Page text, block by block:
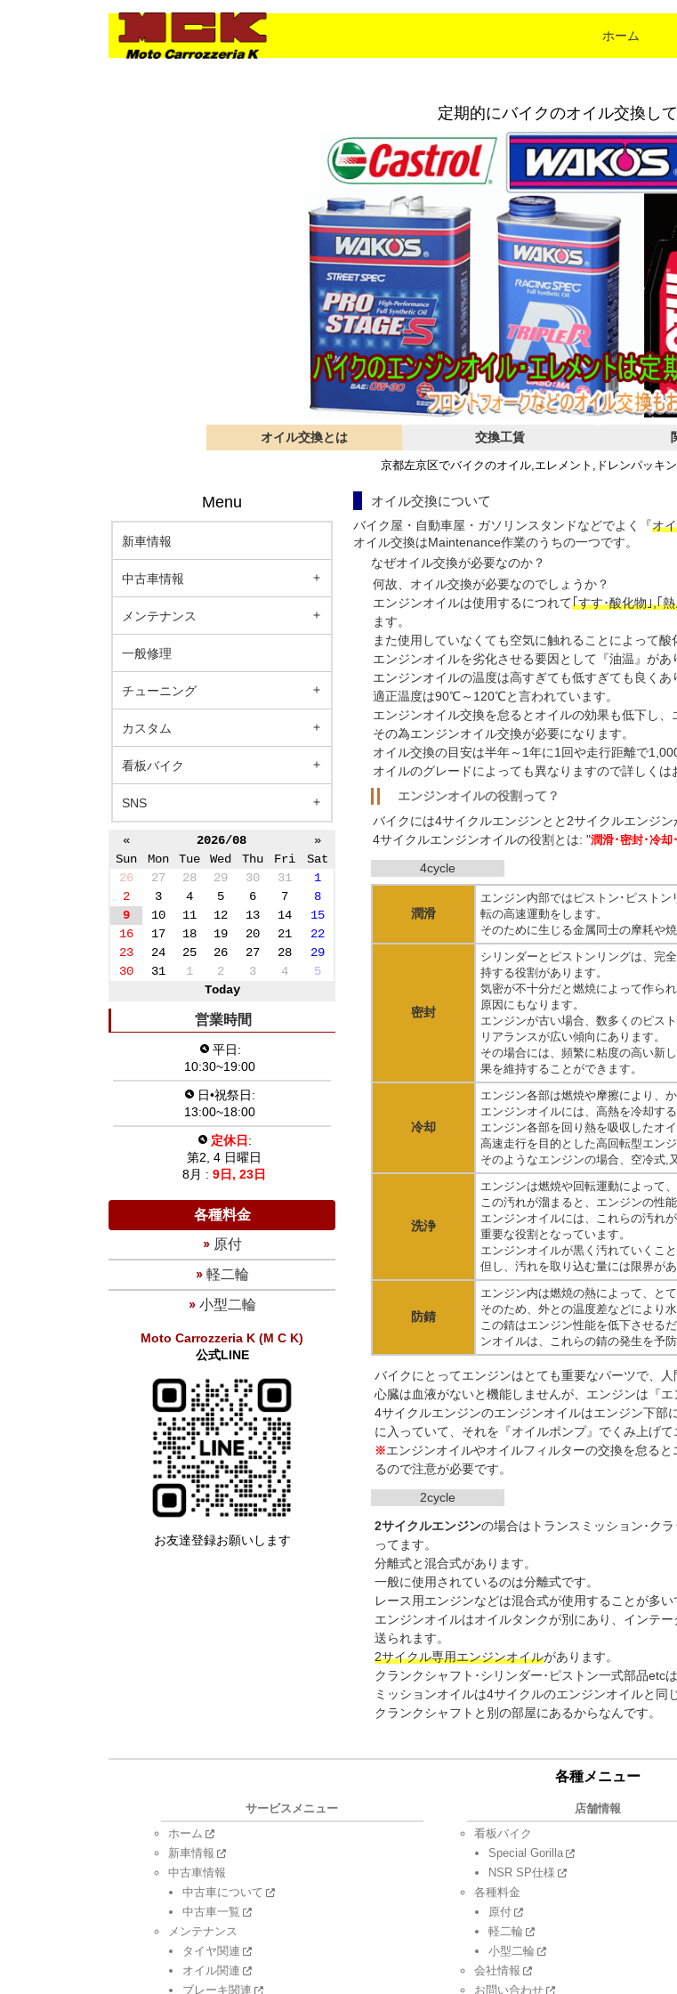
ホーム
定期的にバイクのオイル交換し
オイル交換とは 交換工賃
京都左京区でバイクのオイル,エレメント,ドレンパッキ
オイル交換について
バイク屋・自動車屋・ガソリンスタンドなどでよく『オ
オイル交換はMaintenance作業のうちの一つです。
なぜオイル交換が必要なのか？
何故、オイル交換が必要なのでしょうか？
エンジンオイルは使用するにつれて｢すす･酸化物｣,｢
ます。
また使用していなくても空気に触れることによって酸
エンジンオイルを劣化させる要因として『油温』があ
エンジンオイルの温度は高すぎても低すぎても良くあ
適正温度は90℃～120℃と言われています。
エンジンオイル交換を怠るとオイルの効果も低下し
その為エンジンオイル交換が必要になります。
オイル交換の目安は半年～1年に1回や走行距離で
オイルのグレードによっても異なりますので詳しくは
エンジンオイルの役割って？
バイクには4サイクルエンジンとと2サイクルエンジン
4サイクルエンジンオイルの役割とは: "潤滑･密封･冷却
4cycle
潤滑
エンジン内部ではピストン･ピスト
転の高速運動をします。
そのために生じる金属同士の摩耗や
密封
シリンダーとピストンリングは、完
持する役割があります。
気密が不十分だと燃焼によって作ら
原因にもなります。
エンジンが古い場合、数多くのピス
リアランスが広い傾向にあります。
その場合には、頻繁に粘度の高い新
果を維持することができます。
冷却
エンジン各部は燃焼や摩擦により、
エンジンオイルには、高熱を冷却す
エンジン各部を回り熱を吸収したオ
高速走行を目的とした高回転型エン
そのようなエンジンの場合、空冷式,
洗浄
エンジンは燃焼や回転運動によって
この汚れが溜まると、エンジンの性
エンジンオイルには、これらの汚れ
重要な役割となっています。
エンジンオイルが黒く汚れていくこ
但し、汚れを取り込む量には限界が
防錆
エンジン内は燃焼の熱によって、と
そのため、外との温度差などにより
この錆はエンジン性能を低下させる
ンオイルは、これらの錆の発生を予
バイクにとってエンジンはとても重要なパーツで、
心臓は血液がないと機能しませんが、エンジンは『
4サイクルエンジンのエンジンオイルはエンジン下
に入っていて、それを『オイルポンプ』でくみ上げて
※エンジンオイルやオイルフィルターの交換を怠る
るので注意が必要です。
2cycle
2サイクルエンジンの場合はトランスミッション･ク
ってます。
分離式と混合式があります。
一般に使用されているのは分離式です。
レース用エンジンなどは混合式が使用することが多い
エンジンオイルはオイルタンクが別にあり、インテ
送られます。
2サイクル専用エンジンオイルがあります。
クランクシャフト･シリンダー･ピストン一式部品etc
ミッションオイルは4サイクルのエンジンオイルと同
クランクシャフトと別の部屋にあるからなんです。
Menu
新車情報
中古車情報
メンテナンス
一般修理
チューニング
カスタム
看板バイク
SNS
« 2026/08
»
Sun
Mon Tue Wed Thu Fri
Sat
26
27 28 29 30 31
1
2
3 4 5 6 7
8
9
10 11 12 13 14
15
16
17 18 19 20 21
22
23
24 25 26 27 28
29
30
31 1 2 3 4
5
Today
営業時間
平日:
10:30~19:00
日•祝祭日:
13:00~18:00
定休日 :
第2, 4 日曜日
8月 : 9日, 23日
各種料金
原付
軽二輪
小型二輪
Moto Carrozzeria K (M C K)
公式LINE
お友達登録お願いします
各種メニュー
サービスメニュー
ホーム
新車情報
中古車情報
中古車について
中古車一覧
メンテナンス
タイヤ関連
オイル関連
ブレーキ関連
店舗情報
看板バイク
Special Gorilla
NSR SP仕様
各種料金
原付
軽二輪
小型二輪
会社情報
お問い合わせ